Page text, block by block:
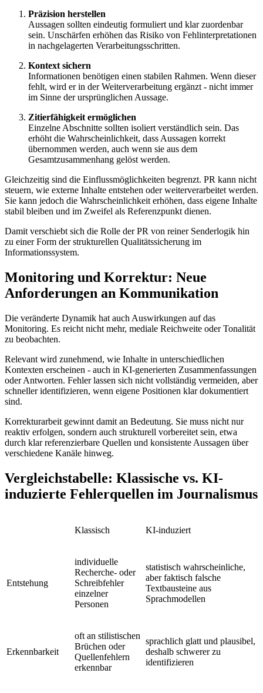
Präzision herstellen
Aussagen sollten eindeutig formuliert und klar zuordenbar
sein. Unschärfen erhöhen das Risiko von Fehlinterpretationen
in nachgelagerten Verarbeitungsschritten.
Kontext sichern
Informationen benötigen einen stabilen Rahmen. Wenn dieser
fehlt, wird er in der Weiterverarbeitung ergänzt - nicht immer
im Sinne der ursprünglichen Aussage.
Zitierfähigkeit ermöglichen
Einzelne Abschnitte sollten isoliert verständlich sein. Das
erhöht die Wahrscheinlichkeit, dass Aussagen korrekt
übernommen werden, auch wenn sie aus dem
Gesamtzusammenhang gelöst werden.
Gleichzeitig sind die Einflussmöglichkeiten begrenzt. PR kann nicht
steuern, wie externe Inhalte entstehen oder weiterverarbeitet werden.
Sie kann jedoch die Wahrscheinlichkeit erhöhen, dass eigene Inhalte
stabil bleiben und im Zweifel als Referenzpunkt dienen.
Damit verschiebt sich die Rolle der PR von reiner Senderlogik hin
zu einer Form der strukturellen Qualitätssicherung im
Informationssystem.
Monitoring und Korrektur: Neue
Anforderungen an Kommunikation
Die veränderte Dynamik hat auch Auswirkungen auf das
Monitoring. Es reicht nicht mehr, mediale Reichweite oder Tonalität
zu beobachten.
Relevant wird zunehmend, wie Inhalte in unterschiedlichen
Kontexten erscheinen - auch in KI-generierten Zusammenfassungen
oder Antworten. Fehler lassen sich nicht vollständig vermeiden, aber
schneller identifizieren, wenn eigene Positionen klar dokumentiert
sind.
Korrekturarbeit gewinnt damit an Bedeutung. Sie muss nicht nur
reaktiv erfolgen, sondern auch strukturell vorbereitet sein, etwa
durch klar referenzierbare Quellen und konsistente Aussagen über
verschiedene Kanäle hinweg.
Vergleichstabelle: Klassische vs. KI-
induzierte Fehlerquellen im Journalismus
Klassisch KI-induziert
Entstehung
individuelle
Recherche- oder
Schreibfehler
einzelner
Personen
statistisch wahrscheinliche,
aber faktisch falsche
Textbausteine aus
Sprachmodellen
Erkennbarkeit
oft an stilistischen
Brüchen oder
Quellenfehlern
erkennbar
sprachlich glatt und plausibel,
deshalb schwerer zu
identifizieren